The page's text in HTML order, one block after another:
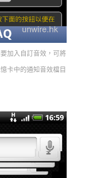
加入自訂音效，可將
卡中的通知音效檔目